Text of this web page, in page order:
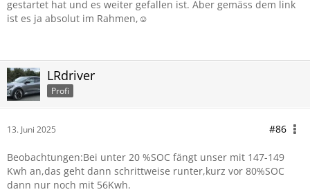
gestartet hat und es weiter gefallen ist. Aber gemäss dem link
ist es ja absolut im Rahmen,☺️
LRdriver
Profi
13. Juni 2025 #86
Beobachtungen:Bei unter 20 %SOC fängt unser mit 147-149
Kwh an,das geht dann schrittweise runter,kurz vor 80%SOC
dann nur noch mit 56Kwh.